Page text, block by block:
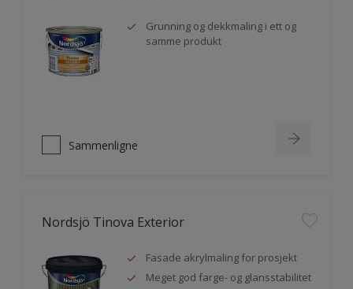
Grunning og dekkmaling i ett og
samme produkt
Sammenligne
Nordsjö Tinova Exterior
Fasade akrylmaling for prosjekt
Meget god farge- og glansstabilitet